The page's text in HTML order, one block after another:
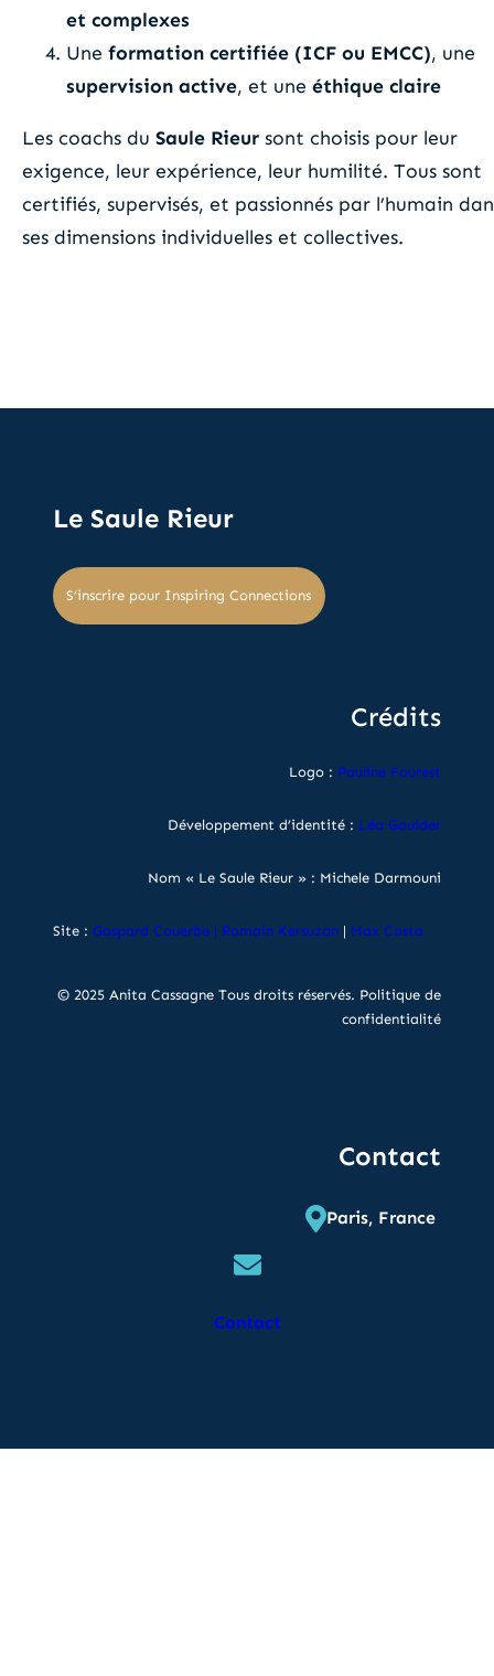
et complexes
Une formation certifiée (ICF ou EMCC), une
supervision active, et une éthique claire
Les coachs du Saule Rieur sont choisis pour leur
exigence, leur expérience, leur humilité. Tous sont
certifiés, supervisés, et passionnés par l’humain
ses dimensions individuelles et collectives.
Le Saule Rieur
S’inscrire pour Inspiring Connections
Crédits
Logo : Pauline Fourest
Développement d’identité : Léa Gouider
Nom « Le Saule Rieur » : Michele Darmouni
Site : Gaspard Couerbe | Romain Kersuzan | Max Costa
© 2025 Anita Cassagne Tous droits réservés. Politique de
confidentialité
Contact
Paris, France
Contact